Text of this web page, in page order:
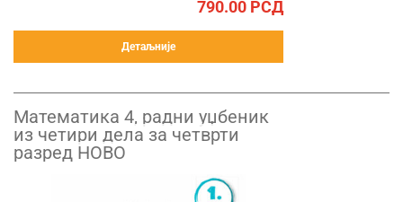
790.00 РСД
Детаљније
Математика 4, радни уџбеник
из четири дела за четврти
разред НОВО